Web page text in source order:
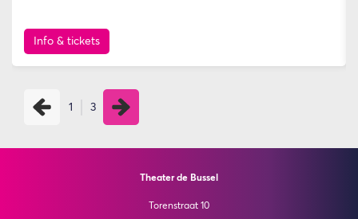
Info & tickets
1 3
Theater de Bussel
Torenstraat 10